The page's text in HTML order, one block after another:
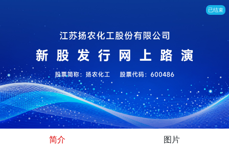
已结束
简介 图片